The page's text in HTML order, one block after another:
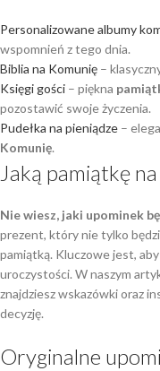
Personalizowane albumy
wspomnień z tego dnia.
Biblia na Komunię –
Księgi gości – piękna
pozostawić swoje życzenia.
Pudełka na pieniądze –
Komunię.
Jaką pamiątkę
Nie wiesz, jaki upominek
prezent, który nie tylko
pamiątką. Kluczowe jest,
uroczystości. W naszym
znajdziesz wskazówki oraz
decyzję.
Oryginalne